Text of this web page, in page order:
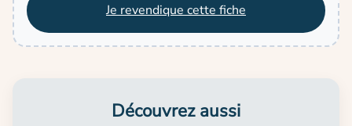
Je revendique cette fiche
Découvrez aussi